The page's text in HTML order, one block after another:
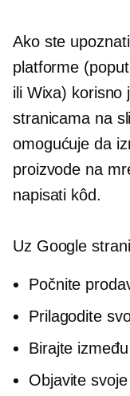
Ako ste
platforme
ili Wixa) korisno
stranicama na
omogućuje da
proizvode na
napisati kôd.
Uz Google
Počnite
Prilagodite
Birajte
Objavite